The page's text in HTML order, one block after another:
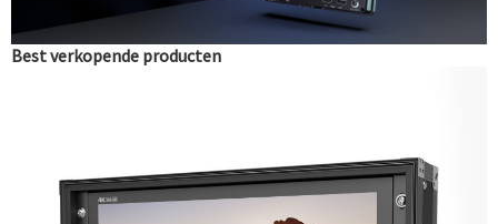
Best verkopende producten